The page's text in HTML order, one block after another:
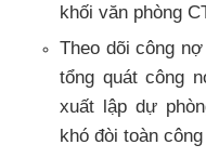
khối văn phòng
Theo dõi công
tổng quát công
xuất lập dự
khó đòi toàn